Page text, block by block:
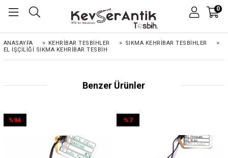
0
ANASAYFA > KEHRIBAR TESBIHLER > SIKMA KEHRİBAR TESBİHLER
>
EL İŞÇILIĞI SIKMA KEHRIBAR TESBIH
Benzer Ürünler
%94
%7